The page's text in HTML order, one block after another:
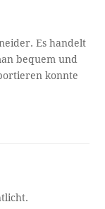
Es handelt
bequem und
konnte